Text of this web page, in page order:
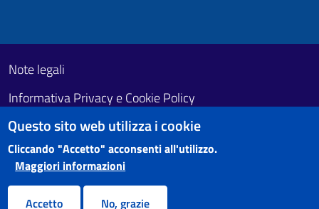
Footer First
Useful links section
Note legali
Informativa Privacy e Cookie Policy
Obiettivi di accessibilità
Questo sito web utilizza i cookie
Cliccando "Accetto" acconsenti all'utilizzo.
Maggiori informazioni
Accetto No, grazie